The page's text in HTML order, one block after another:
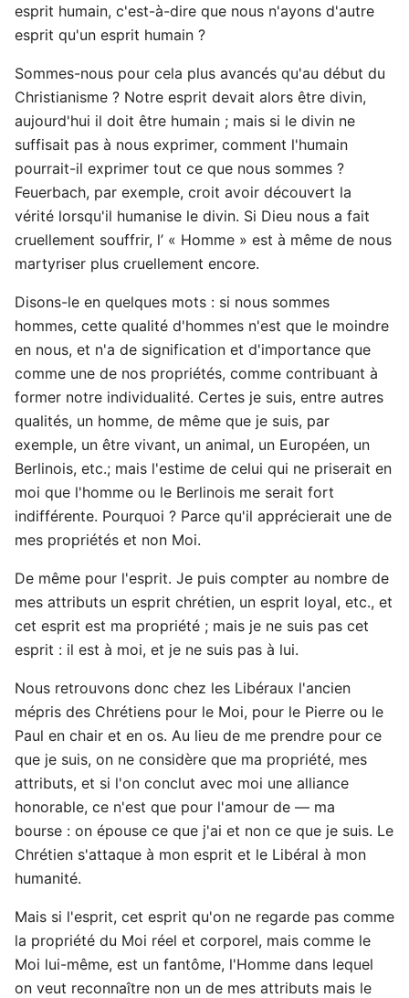
esprit humain, c'est-à-dire que nous n'ayons d'autre
esprit qu'un esprit humain ?
Sommes-nous pour cela plus avancés qu'au début du
Christianisme ? Notre esprit devait alors être divin,
aujourd'hui il doit être humain ; mais si le divin ne
suffisait pas à nous exprimer, comment l'humain
pourrait-il exprimer tout ce que nous sommes ?
Feuerbach, par exemple, croit avoir découvert la
vérité lorsqu'il humanise le divin. Si Dieu nous a fait
cruellement souffrir, l’ « Homme » est à même de nous
martyriser plus cruellement encore.
Disons-le en quelques mots : si nous sommes
hommes, cette qualité d'hommes n'est que le moindre
en nous, et n'a de signification et d'importance que
comme une de nos propriétés, comme contribuant à
former notre individualité. Certes je suis, entre autres
qualités, un homme, de même que je suis, par
exemple, un être vivant, un animal, un Européen, un
Berlinois, etc.; mais l'estime de celui qui ne priserait en
moi que l'homme ou le Berlinois me serait fort
indifférente. Pourquoi ? Parce qu'il apprécierait une de
mes propriétés et non Moi.
De même pour l'esprit. Je puis compter au nombre de
mes attributs un esprit chrétien, un esprit loyal, etc., et
cet esprit est ma propriété ; mais je ne suis pas cet
esprit : il est à moi, et je ne suis pas à lui.
Nous retrouvons donc chez les Libéraux l'ancien
mépris des Chrétiens pour le Moi, pour le Pierre ou le
Paul en chair et en os. Au lieu de me prendre pour ce
que je suis, on ne considère que ma propriété, mes
attributs, et si l'on conclut avec moi une alliance
honorable, ce n'est que pour l'amour de — ma
bourse : on épouse ce que j'ai et non ce que je suis. Le
Chrétien s'attaque à mon esprit et le Libéral à mon
humanité.
Mais si l'esprit, cet esprit qu'on ne regarde pas comme
la propriété du Moi réel et corporel, mais comme le
Moi lui-même, est un fantôme, l'Homme dans lequel
on veut reconnaître non un de mes attributs mais le